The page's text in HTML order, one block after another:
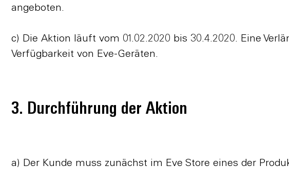
angeboten.
c) Die Aktion läuft vom 01.02.2020 bis 30.4.2020. Eine
Verfügbarkeit von Eve-Geräten.
3. Durchführung der Aktion
a) Der Kunde muss zunächst im Eve Store eines der